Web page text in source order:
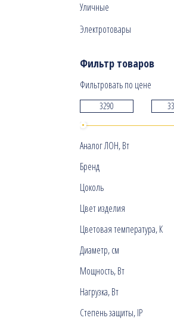
Уличные
Электротовары
Фильтр товаров
Фильтровать по цене
Аналог ЛОН, Вт
Бренд
Цоколь
Цвет изделия
Цветовая температура, К
Диаметр, см
Мощность, Вт
Нагрузка, Вт
Степень защиты, IP